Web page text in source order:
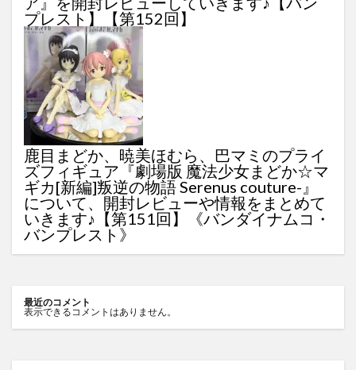
プレスト】【第152回】
鹿目まどか、暁美ほむら、巴マミのプライ
ズフィギュア『劇場版 魔法少女まどか☆マ
ギカ[新編]叛逆の物語 Serenus couture-』
について、開封レビューや情報をまとめて
いきます♪【第151回】《バンダイナムコ・
バンプレスト》
最近のコメント
表示できるコメントはありません。